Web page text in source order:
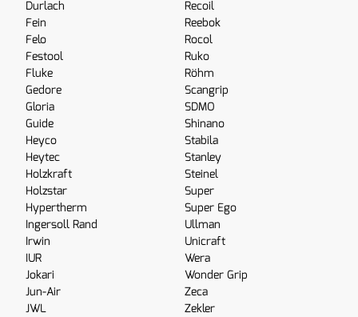
Durlach
Fein
Felo
Festool
Fluke
Gedore
Gloria
Guide
Heyco
Heytec
Holzkraft
Holzstar
Hypertherm
Ingersoll Rand
Irwin
IUR
Jokari
Jun-Air
JWL
Recoil
Reebok
Rocol
Ruko
Röhm
Scangrip
SDMO
Shinano
Stabila
Stanley
Steinel
Super
Super Ego
Ullman
Unicraft
Wera
Wonder Grip
Zeca
Zekler